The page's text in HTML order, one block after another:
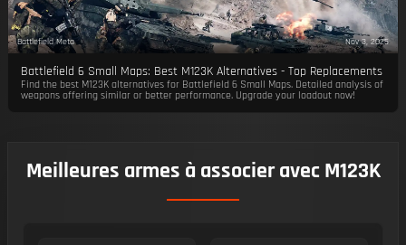
Battlefield Meta Nov 3, 2025
Battlefield 6 Small Maps: Best M123K Alternatives - Top Replacements
Find the best M123K alternatives for Battlefield 6 Small Maps. Detailed analysis of
weapons offering similar or better performance. Upgrade your loadout now!
Meilleures armes à associer avec M123K